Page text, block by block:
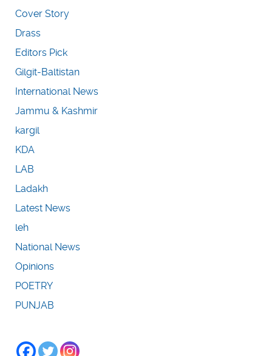
Cover Story
Drass
Editors Pick
Gilgit-Baltistan
International News
Jammu & Kashmir
kargil
KDA
LAB
Ladakh
Latest News
leh
National News
Opinions
POETRY
PUNJAB